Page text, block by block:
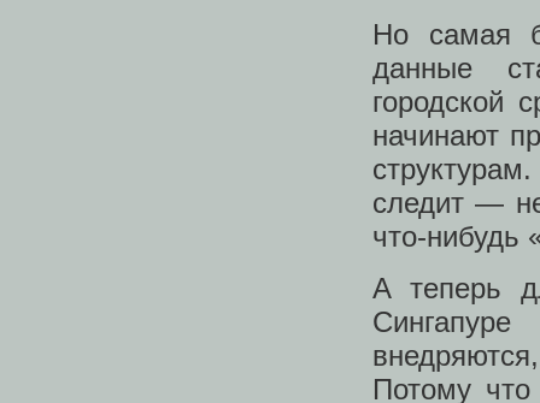
Но самая
данные
городской
начинают
следит —
что-нибудь
А теперь
Потому